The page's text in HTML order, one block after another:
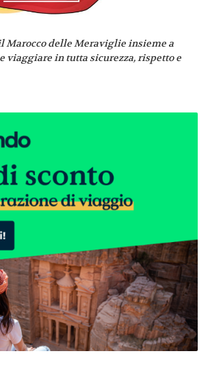
Marocco delle Meraviglie insieme a
viaggiare in tutta sicurezza, rispetto e